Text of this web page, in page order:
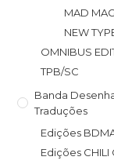
MAD
NEW
OMNIBUS
TPB/SC
Banda
Traduções
Edições
Edições CHILI